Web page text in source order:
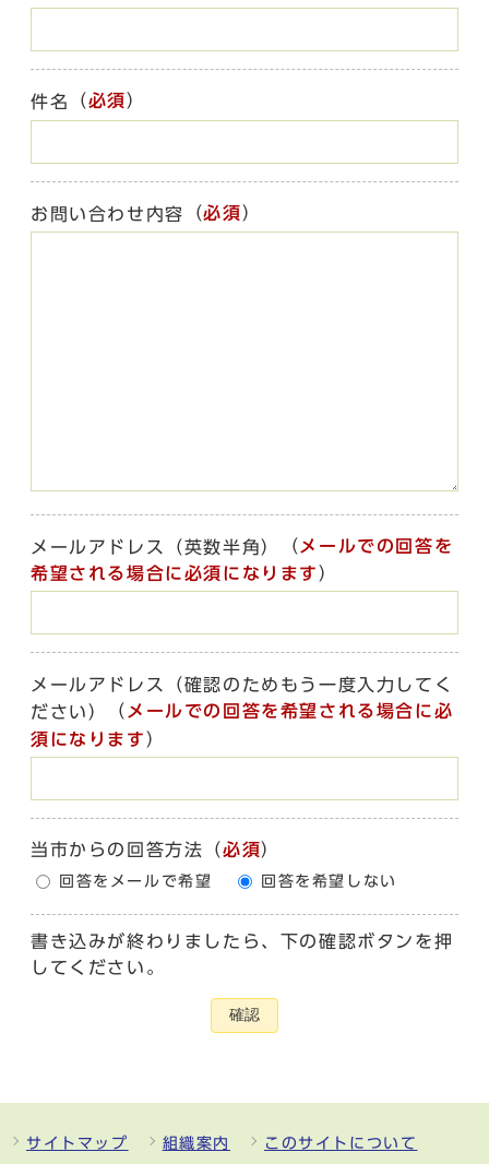
件名 （必須）
お問い合わせ内容 （必須）
メールアドレス（英数半角） （ メールでの回答を
希望される場合に必須になります ）
メールアドレス（確認のためもう一度入力してく
ださい）
（ メールでの回答を希望される場合に必
須になります ）
当市からの回答方法 （必須）
回答をメールで希望 回答を希望しない
書き込みが終わりましたら、下の確認ボタンを押
してください。
確認
サイトマップ 組織案内 このサイトについて